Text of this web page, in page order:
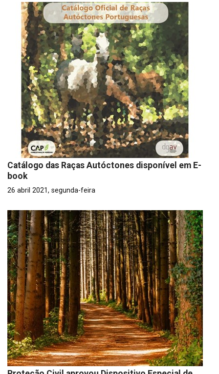
Catálogo das Raças Autóctones disponível em E-
book
26 abril 2021, segunda-feira